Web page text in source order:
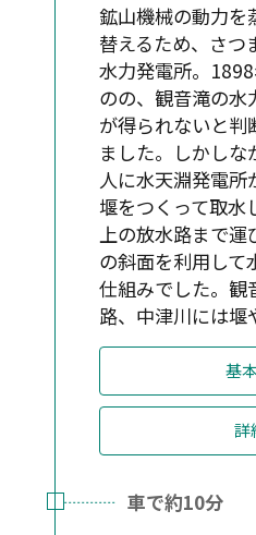
鉱山機械の動力を
替えるため、さつ
水力発電所。
のの、観音滝の水
が得られないと判
ました。しかし
人に水天淵発電
堰をつくって取水
上の放水路まで
の斜面を利用して
仕組みでした。観
路、中津川には堰
基
詳
車で約10分